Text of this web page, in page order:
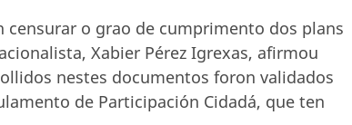
o grao de cumprimento dos plans
Xabier Pérez Igrexas, afirmou
nestes documentos foron validados
de Participación Cidadá, que ten